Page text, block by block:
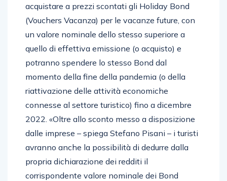
acquistare a prezzi scontati gli Holiday Bond
(Vouchers Vacanza) per le vacanze future, con
un valore nominale dello stesso superiore a
quello di effettiva emissione (o acquisto) e
potranno spendere lo stesso Bond dal
momento della fine della pandemia (o della
riattivazione delle attività economiche
connesse al settore turistico) fino a dicembre
2022. «Oltre allo sconto messo a disposizione
dalle imprese – spiega Stefano Pisani – i turisti
avranno anche la possibilità di dedurre dalla
propria dichiarazione dei redditi il
corrispondente valore nominale dei Bond